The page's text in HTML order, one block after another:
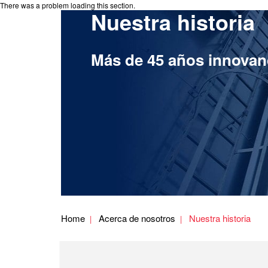
There was a problem loading this section.
Nuestra historia
Más de 45 años
Home Acerca de nosotros Nuestra historia